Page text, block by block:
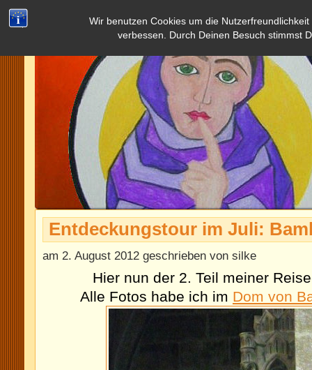
Wir benutzen Cookies um die
verbessen. Durch Deinen Besuch stimmst
Entdeckungstour im Juli:
am 2. August 2012 geschrieben von silke
Hier nun der 2. Teil meiner
Alle Fotos habe ich im Dom von